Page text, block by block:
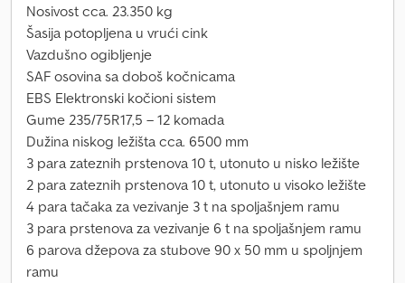
Nosivost cca. 23.350 kg
Šasija potopljena u vrući cink
Vazdušno ogibljenje
SAF osovina sa doboš kočnicama
EBS Elektronski kočioni sistem
Gume 235/75R17,5 – 12 komada
Dužina niskog ležišta cca. 6500 mm
3 para zateznih prstenova 10 t, utonuto u nisko ležište
2 para zateznih prstenova 10 t, utonuto u visoko ležište
4 para tačaka za vezivanje 3 t na spoljašnjem ramu
3 para prstenova za vezivanje 6 t na spoljašnjem ramu
6 parova džepova za stubove 90 x 50 mm u spoljnjem
ramu